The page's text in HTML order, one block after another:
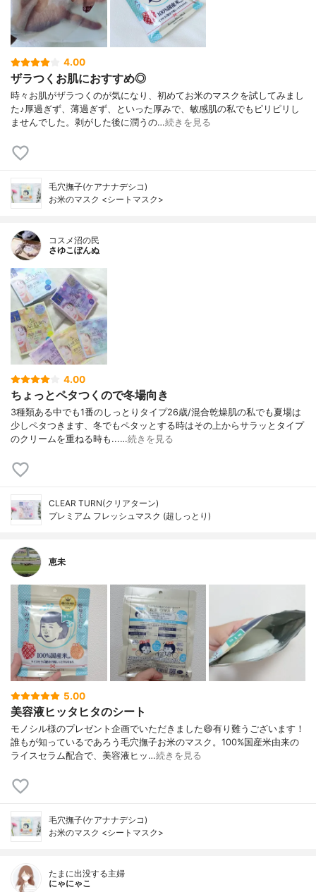
4.00
ザラつくお肌におすすめ◎
時々お肌がザラつくのが気になり、初めてお米のマスクを試してみまし
た♪厚過ぎず、薄過ぎず、といった厚みで、敏感肌の私でもピリピリし
ませんでした。剥がした後に潤うの…続きを見る
毛穴撫子(ケアナナデシコ)
お米のマスク <シートマスク>
コスメ沼の民
さゆこぽんぬ
4.00
ちょっとペタつくので冬場向き
3種類ある中でも1番のしっとりタイプ26歳/混合乾燥肌の私でも夏場は
少しペタつきます、冬でもペタッとする時はその上からサラッとタイプ
のクリームを重ねる時も...…続きを見る
CLEAR TURN(クリアターン)
プレミアム フレッシュマスク (超しっとり)
恵未
5.00
美容液ヒッタヒタのシート
モノシル様のプレゼント企画でいただきました😄有り難うございます！
誰もが知っているであろう毛穴撫子お米のマスク。100%国産米由来の
ライスセラム配合で、美容液ヒッ…続きを見る
毛穴撫子(ケアナナデシコ)
お米のマスク <シートマスク>
たまに出没する主婦
にゃにゃこ